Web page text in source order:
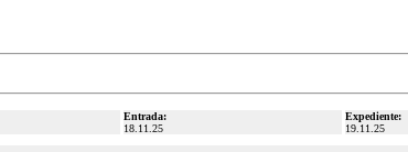
Entrada:
18.11.25
Expediente:
19.11.25